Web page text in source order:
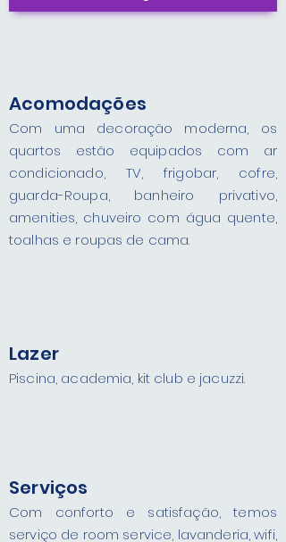
Acomodações
Com uma decoração moderna, os
quartos estão equipados com ar
condicionado, TV, frigobar, cofre,
guarda-Roupa, banheiro privativo,
amenities, chuveiro com água quente,
toalhas e roupas de cama.
Lazer
Piscina, academia, kit club e jacuzzi.
Serviços
Com conforto e satisfação, temos
serviço de room service, lavanderia, wifi,